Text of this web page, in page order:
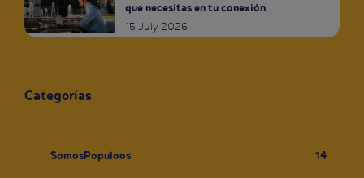
que necesitas en tu conexión
15 July 2026
Categorías
SomosPopuloos 14